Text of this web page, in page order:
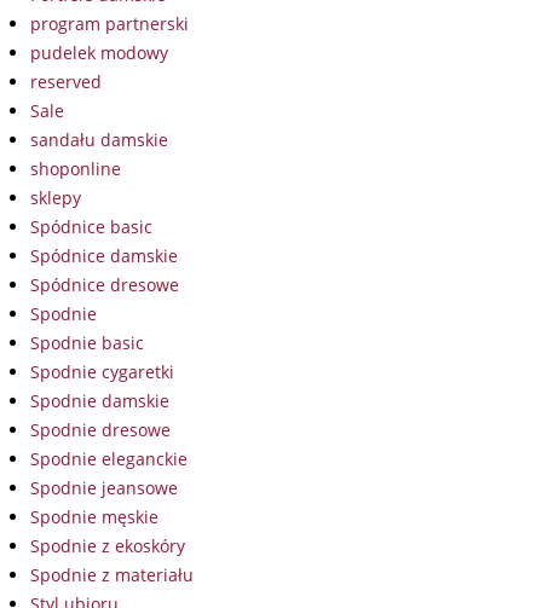
program partnerski
pudelek modowy
reserved
Sale
sandału damskie
shoponline
sklepy
Spódnice basic
Spódnice damskie
Spódnice dresowe
Spodnie
Spodnie basic
Spodnie cygaretki
Spodnie damskie
Spodnie dresowe
Spodnie eleganckie
Spodnie jeansowe
Spodnie męskie
Spodnie z ekoskóry
Spodnie z materiału